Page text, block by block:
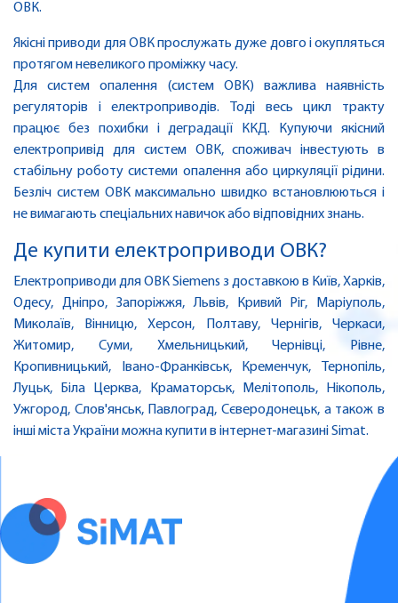
ОВК.
Якісні приводи для ОВК прослужать дуже довго і окупляться
протягом невеликого проміжку часу.
Для систем опалення (систем ОВК) важлива наявність
регуляторів і електроприводів. Тоді весь цикл тракту
працює без похибки і деградації ККД. Купуючи якісний
електропривід для систем ОВК, споживач інвестують в
стабільну роботу системи опалення або циркуляції рідини.
Безліч систем ОВК максимально швидко встановлюються і
не вимагають спеціальних навичок або відповідних знань.
Де купити електроприводи ОВК?
Електроприводи для ОВК Siemens з доставкою в Київ, Харків,
Одесу, Дніпро, Запоріжжя, Львів, Кривий Ріг, Маріуполь,
Миколаїв, Вінницю, Херсон, Полтаву, Чернігів, Черкаси,
Житомир, Суми, Хмельницький, Чернівці, Рівне,
Кропивницький, Івано-Франківськ, Кременчук, Тернопіль,
Луцьк, Біла Церква, Краматорськ, Мелітополь, Нікополь,
Ужгород, Слов'янськ, Павлоград, Сєверодонецьк, а також в
інші міста України можна купити в інтернет-магазині Simat.